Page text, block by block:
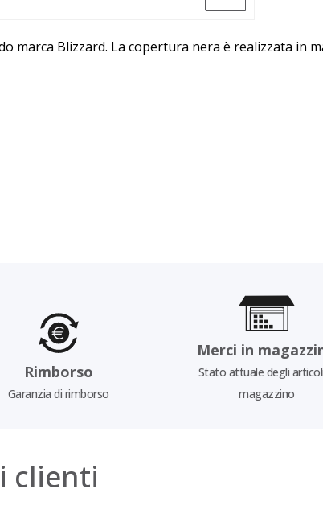
marca Blizzard. La copertura nera è realizzata in
Rimborso
Garanzia di rimborso
Merci in
Stato attuale degli
magazzino
clienti